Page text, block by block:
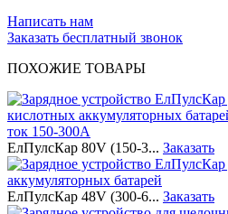
Написать нам
Заказать бесплатный звонок
ПОХОЖИЕ ТОВАРЫ
ЕлПулсКар 80V (150-3... Заказать
ЕлПулсКар 48V (300-6... Заказать